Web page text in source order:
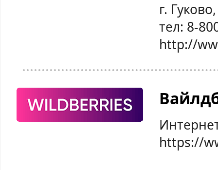
г.
тел: 8-
http://
https://